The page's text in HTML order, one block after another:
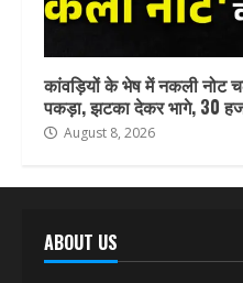
कांवड़ियों के भेष में नकली नोट
पकड़ा, झटका देकर भागे, 30
August 8, 2026
ABOUT US